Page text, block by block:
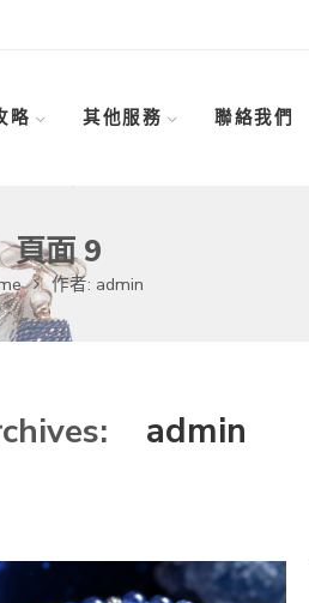
略 其他服務 聯絡我們
頁面 9
作者: admin
admin